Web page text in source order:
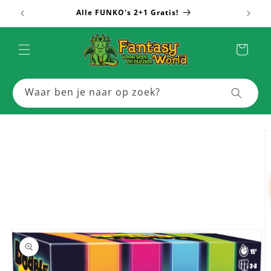
Skip to
content
Alle FUNKO's 2+1 Gratis!
Cart
Waar ben je naar op zoek?